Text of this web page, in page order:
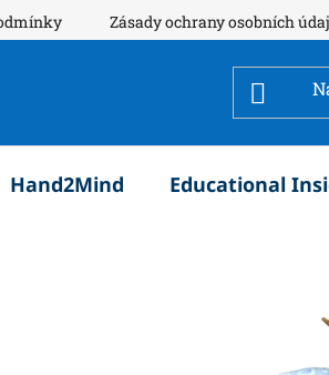
Zásady ochrany osobních
Hand2Mind Educational